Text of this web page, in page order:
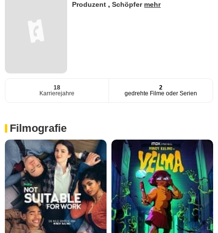
Produzent ,Schöpfer mehr
18
Karrierejahre
2
gedrehte Filme oder Serien
Filmografie